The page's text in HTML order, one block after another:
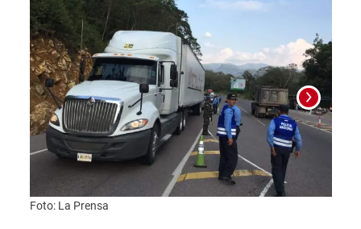
Foto: La Prensa